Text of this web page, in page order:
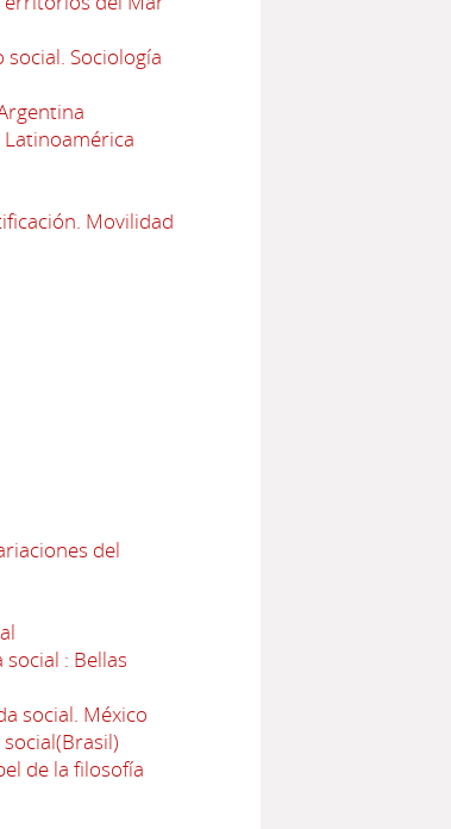
Sociología
Movilidad
del
: Bellas
social. México
de la filosofía